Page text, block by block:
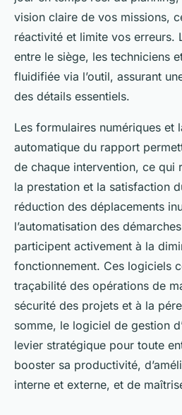
vision claire de vos missions,
réactivité et limite vos erreurs.
entre le siège, les techniciens
fluidifiée via l’outil, assurant
des détails essentiels.
Les formulaires numériques et
automatique du rapport
de chaque intervention, ce qui
la prestation et la satisfaction
réduction des déplacements
l’automatisation des
participent activement à la
fonctionnement. Ces logiciels
traçabilité des opérations de
sécurité des projets et à la
somme, le logiciel de gestion
levier stratégique pour toute
booster sa productivité,
interne et externe, et de